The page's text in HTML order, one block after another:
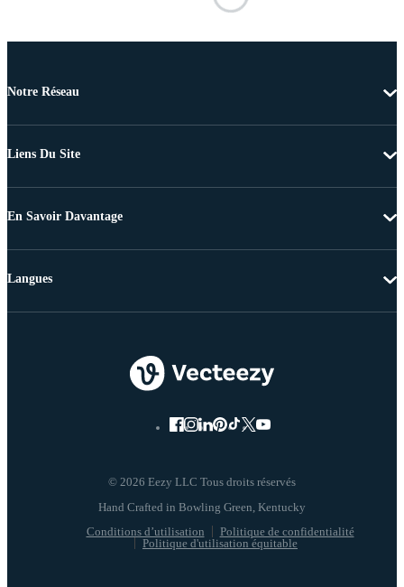
Notre Réseau
Liens Du Site
En Savoir Davantage
© 2026 Eezy LLC Tous droits réservés
Conditions d’utilisation
Politique de confidentialité
Politique d'utilisation équitable
Langues